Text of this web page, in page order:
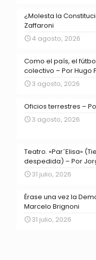
¿Molesta la
Zaffaroni
4 agosto, 2026
Como el país, el
colectivo – Por Hugo
3 agosto, 2026
Oficios terrestres –
3 agosto, 2026
Teatro. «Par´Elisa»
despedida) – Por
31 julio, 2026
Érase una vez la
Marcelo Brignoni
31 julio, 2026